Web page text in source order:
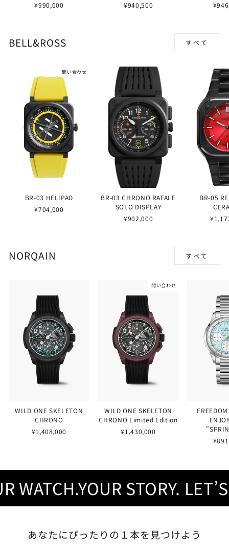
¥990,000 ¥940,500
BELL&ROSS すべて
問い合わせ
BR-03 HELIPAD
¥704,000
BR-03 CHRONO RAFALE
SOLO DISPLAY
¥902,000
BR-05
NORQAIN すべて
WILD ONE SKELETON
CHRONO
¥1,408,000
問い合わせ
WILD ONE SKELETON
CHRONO Limited Edition
¥1,430,000
WATCH.YOUR STORY. LET’S
あなたにぴったりの１本を見つけよう